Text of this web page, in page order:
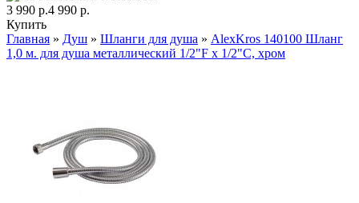
3 990 р.4 990 р.
Купить
Главная » Душ » Шланги для душа » AlexKros 140100 Шланг
1,0 м. для душа металлический 1/2"F х 1/2"C, хром